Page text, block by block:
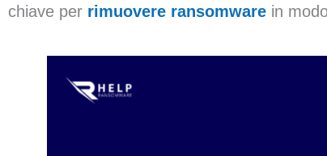
chiave per rimuovere ransomware in